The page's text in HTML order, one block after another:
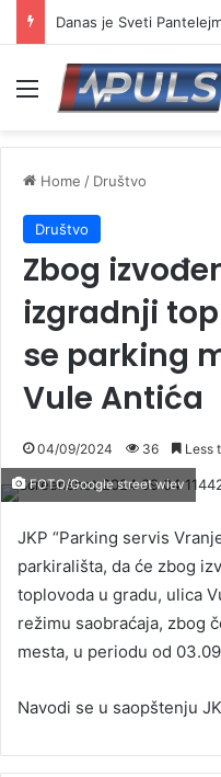
Menu
Home / Društvo
Društvo
Zbog
izgradnji
se parking
Vule Antića
04/09/2024 36 Less
FOTO/Google street wiev
JKP “Parking servis
parkirališta, da će zbog
toplovoda u gradu, ulica
režimu saobraćaja, zbog
mesta, u periodu od
Navodi se u saopštenju